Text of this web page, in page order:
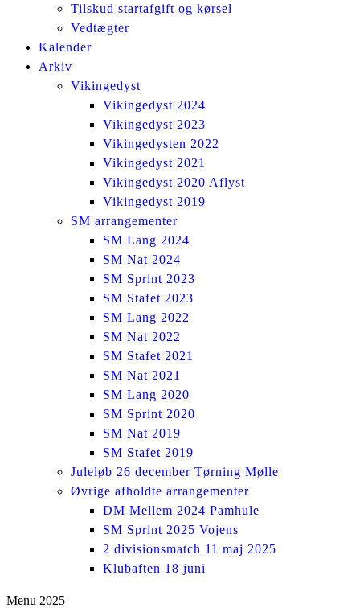
Tilskud startafgift og kørsel
Vedtægter
Kalender
Arkiv
Vikingedyst
Vikingedyst 2024
Vikingedyst 2023
Vikingedysten 2022
Vikingedyst 2021
Vikingedyst 2020 Aflyst
Vikingedyst 2019
SM arrangementer
SM Lang 2024
SM Nat 2024
SM Sprint 2023
SM Stafet 2023
SM Lang 2022
SM Nat 2022
SM Stafet 2021
SM Nat 2021
SM Lang 2020
SM Sprint 2020
SM Nat 2019
SM Stafet 2019
Juleløb 26 december Tørning Mølle
Øvrige afholdte arrangementer
DM Mellem 2024 Pamhule
SM Sprint 2025 Vojens
2 divisionsmatch 11 maj 2025
Klubaften 18 juni
Menu 2025